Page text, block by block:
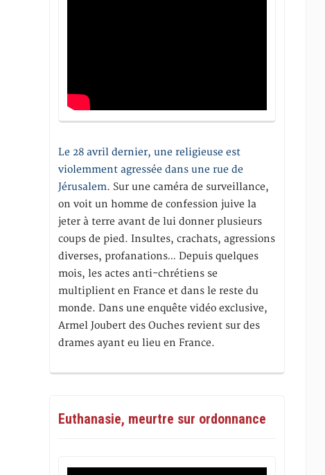
Le 28 avril dernier, une religieuse est
violemment agressée dans une rue de
Jérusalem. Sur une caméra de surveillance,
on voit un homme de confession juive la
jeter à terre avant de lui donner plusieurs
coups de pied. Insultes, crachats, agressions
diverses, profanations… Depuis quelques
mois, les actes anti-chrétiens se
multiplient en France et dans le reste du
monde. Dans une enquête vidéo exclusive,
Armel Joubert des Ouches revient sur des
drames ayant eu lieu en France.
Euthanasie, meurtre sur ordonnance